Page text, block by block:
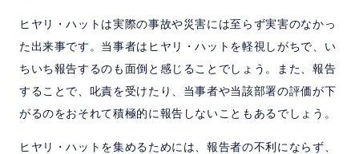
ヒヤリ・ハットは実際の事故や災害には至らず実害のなかっ
た出来事です。当事者はヒヤリ・ハットを軽視しがちで、い
ちいち報告するのも面倒と感じることでしょう。また、報告
することで、叱責を受けたり、当事者や当該部署の評価が下
がるのをおそれて積極的に報告しないこともあるでしょう。
ヒヤリ・ハットを集めるためには、報告者の不利にならず、